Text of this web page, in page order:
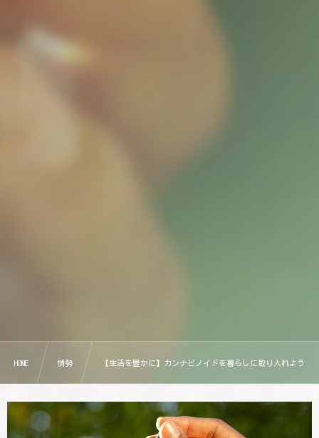
HOME 情勢 【生活を豊かに】カンナビノイドを暮らしに取り入れよう